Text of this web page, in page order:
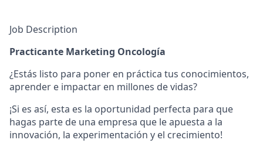
Job Description
Practicante Marketing Oncología
¿Estás listo para poner en práctica tus conocimientos,
aprender e impactar en millones de vidas?
¡Si es así, esta es la oportunidad perfecta para que
hagas parte de una empresa que le apuesta a la
innovación, la experimentación y el crecimiento!